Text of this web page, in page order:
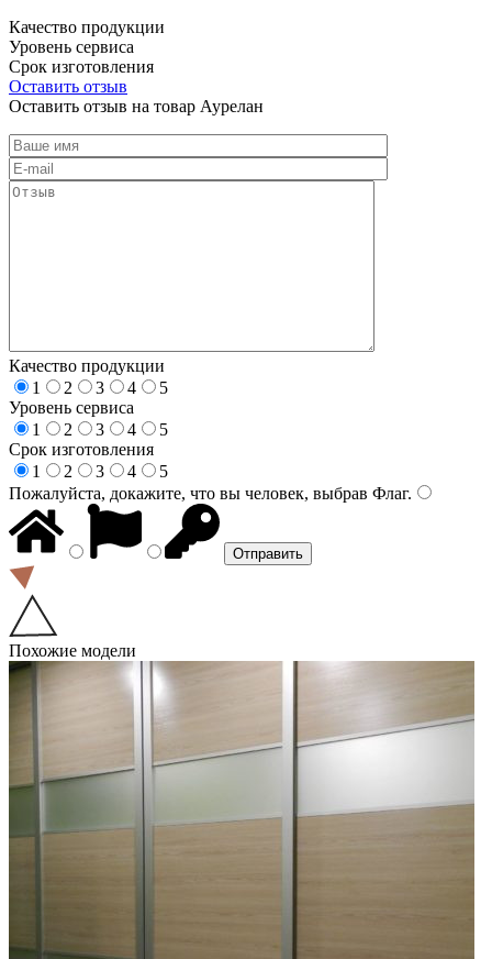
Качество продукции
Уровень сервиса
Срок изготовления
Оставить отзыв
Оставить отзыв на товар Аурелан
Качество продукции
1
2 3 4
5
Уровень сервиса
1
2 3 4
5
Срок изготовления
1
2 3 4
5
Пожалуйста, докажите, что вы человек, выбрав Флаг.
Похожие модели